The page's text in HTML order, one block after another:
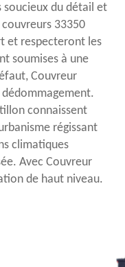
soucieux du détail et
33350
et respecteront les
soumises à une
Couvreur
dédommagement.
connaissent
régissant
climatiques
Avec Couvreur
de haut niveau.